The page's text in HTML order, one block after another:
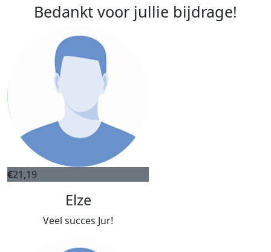
Bedankt voor jullie bijdrage!
€21,19
Elze
Veel succes Jur!